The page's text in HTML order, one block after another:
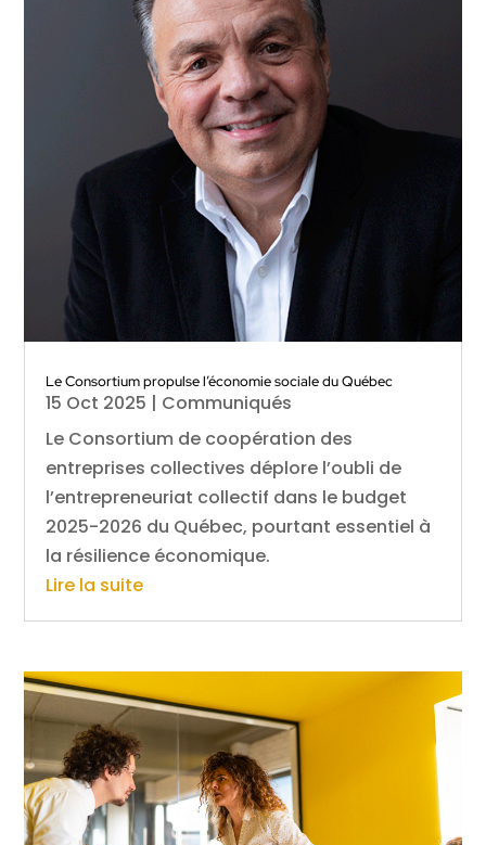
Le Consortium propulse l’économie sociale du Québec
15 Oct 2025 | Communiqués
Le Consortium de coopération des
entreprises collectives déplore l’oubli de
l’entrepreneuriat collectif dans le budget
2025-2026 du Québec, pourtant essentiel à
la résilience économique.
Lire la suite